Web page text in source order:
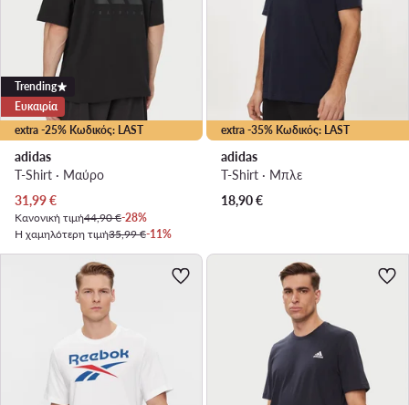
extra -25% Κωδικός: LAST
Trending
Ευκαιρία
adidas
T-Shirt · Μαύρο
Τρέχουσα τιμή
31,99€
Κανονική τιμή44,90 €-28%
Η χαμηλότερη τιμή35,99 €-11%
extra -35% Κωδικός: LAST
adidas
T-Shirt · Μπλε
18,90€